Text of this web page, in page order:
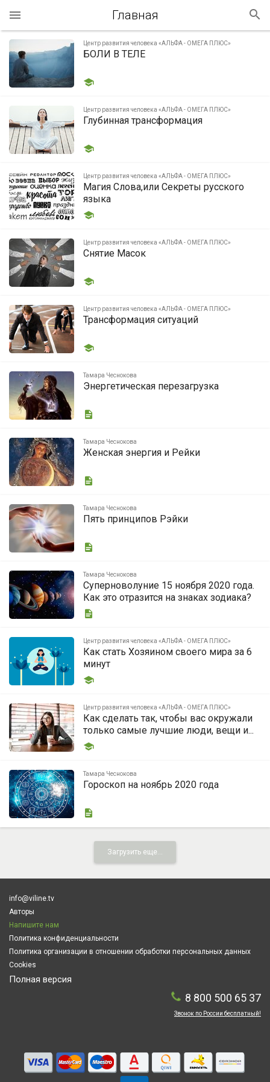
Главная
Центр развития человека «АЛЬФА - ОМЕГА ПЛЮС»
БОЛИ В ТЕЛЕ
Центр развития человека «АЛЬФА - ОМЕГА ПЛЮС»
Глубинная трансформация
Центр развития человека «АЛЬФА - ОМЕГА ПЛЮС»
Магия Слова,или Секреты русского
языка
Центр развития человека «АЛЬФА - ОМЕГА ПЛЮС»
Снятие Масок
Центр развития человека «АЛЬФА - ОМЕГА ПЛЮС»
Трансформация ситуаций
Тамара Чеснокова
Энергетическая перезагрузка
Тамара Чеснокова
Женская энергия и Рейки
Тамара Чеснокова
Пять принципов Рэйки
Тамара Чеснокова
Суперноволуние 15 ноября 2020 года.
Как это отразится на знаках зодиака?
Центр развития человека «АЛЬФА - ОМЕГА ПЛЮС»
Как стать Хозяином своего мира за 6
минут
Центр развития человека «АЛЬФА - ОМЕГА ПЛЮС»
Как сделать так, чтобы вас окружали
только самые лучшие люди, вещи и...
Тамара Чеснокова
Гороскоп на ноябрь 2020 года
Загрузить еще...
info@viline.tv
Авторы
Напишите нам
Политика конфиденциальности
Политика организации в отношении обработки персональных данных
Cookies
Полная версия
8 800 500 65 37
Звонок по России бесплатный!